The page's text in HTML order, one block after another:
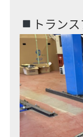
トラン